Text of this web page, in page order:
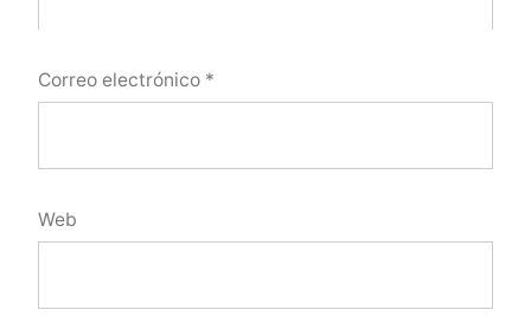
Correo electrónico *
Web